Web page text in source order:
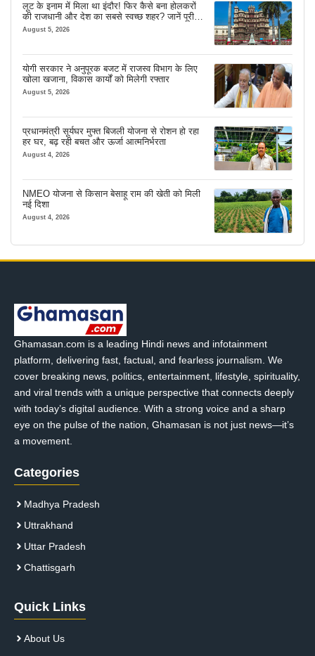
लूट के इनाम में मिला था इंदौर! फिर कैसे बना होलकरों
की राजधानी और देश का सबसे स्वच्छ शहर? जानें पूरी
कहानी
August 5, 2026
योगी सरकार ने अनुपूरक बजट में राजस्व विभाग के लिए
खोला खजाना, विकास कार्यों को मिलेगी रफ्तार
August 5, 2026
प्रधानमंत्री सूर्यघर मुफ्त बिजली योजना से रोशन हो रहा
हर घर, बढ़ रही बचत और ऊर्जा आत्मनिर्भरता
August 4, 2026
NMEO योजना से किसान बेसाहू राम की खेती को मिली
नई दिशा
August 4, 2026
Ghamasan.com is a leading Hindi news and infotainment
platform, delivering fast, factual, and fearless journalism. We
cover breaking news, politics, entertainment, lifestyle, spirituality,
and viral trends with a unique perspective that connects deeply
with today’s digital audience. With a strong voice and a sharp
eye on the pulse of the nation, Ghamasan is not just news—it’s
a movement.
Categories
Madhya Pradesh
Uttrakhand
Uttar Pradesh
Chattisgarh
Quick Links
About Us